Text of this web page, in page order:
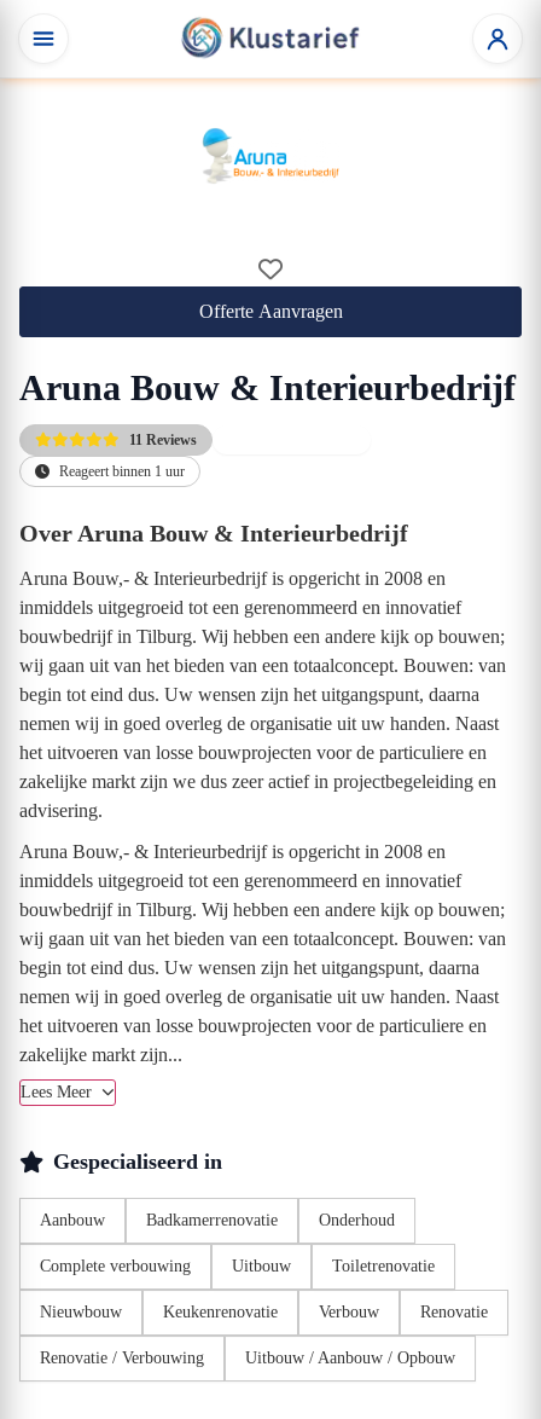
Offerte Aanvragen
Aruna Bouw & Interieurbedrijf
11 Reviews
Reageert binnen 1 uur
Over Aruna Bouw & Interieurbedrijf
Aruna Bouw,- & Interieurbedrijf is opgericht in 2008 en
inmiddels uitgegroeid tot een gerenommeerd en innovatief
bouwbedrijf in Tilburg. Wij hebben een andere kijk op bouwen;
wij gaan uit van het bieden van een totaalconcept. Bouwen: van
begin tot eind dus. Uw wensen zijn het uitgangspunt, daarna
nemen wij in goed overleg de organisatie uit uw handen. Naast
het uitvoeren van losse bouwprojecten voor de particuliere en
zakelijke markt zijn we dus zeer actief in projectbegeleiding en
advisering.
Aruna Bouw,- & Interieurbedrijf is opgericht in 2008 en
inmiddels uitgegroeid tot een gerenommeerd en innovatief
bouwbedrijf in Tilburg. Wij hebben een andere kijk op bouwen;
wij gaan uit van het bieden van een totaalconcept. Bouwen: van
begin tot eind dus. Uw wensen zijn het uitgangspunt, daarna
nemen wij in goed overleg de organisatie uit uw handen. Naast
het uitvoeren van losse bouwprojecten voor de particuliere en
zakelijke markt zijn...
Lees Meer
Gespecialiseerd in
Aanbouw Badkamerrenovatie Onderhoud
Complete verbouwing Uitbouw Toiletrenovatie
Nieuwbouw Keukenrenovatie Verbouw Renovatie
Renovatie / Verbouwing Uitbouw / Aanbouw / Opbouw